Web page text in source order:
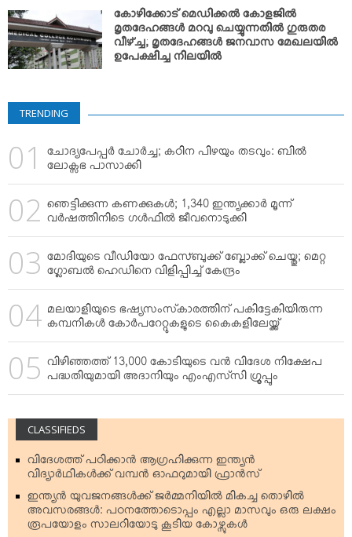
VIDEOS
YOUR SAY
COOKERY
TOURS & TRAVEL
GREETINGS
CLASSIFIEDS
കോഴിക്കോട് മെഡിക്കല്‍ കോളജില്‍
മൃതദേഹങ്ങള്‍ മറവു ചെയ്യുന്നതില്‍ ഗുരുതര
വീഴ്ച്ച; മൃതദേഹങ്ങള്‍ ജനവാസ മേഖലയില്‍
ഉപേക്ഷിച്ച നിലയില്‍
TRENDING
ചോദ്യപേപ്പര്‍ ചോര്‍ച്ച; കഠിന പിഴയും തടവും: ബില്‍
ലോക്സഭ പാസാക്കി
ഞെട്ടിക്കുന്ന കണക്കുകള്‍; 1,340 ഇന്ത്യക്കാര്‍ മൂന്ന്
വര്‍ഷത്തിനിടെ ഗള്‍ഫില്‍ ജീവനൊടുക്കി
മോദിയുടെ വീഡിയോ ഫേസ്ബുക്ക് ബ്ലോക്ക് ചെയ്തു; മെറ്റ
ഗ്ലോബല്‍ ഹെഡിനെ വിളിപ്പിച്ച് കേന്ദ്രം
മലയാളിയുടെ ഭഷ്യസംസ്‌കാരത്തിന് പകിട്ടേകിയിരുന്ന
കമ്പനികള്‍ കോര്‍പറേറ്റുകളുടെ കൈകളിലേയ്ക്ക്
വിഴിഞ്ഞത്ത് 13,000 കോടിയുടെ വന്‍ വിദേശ നിക്ഷേപ
പദ്ധതിയുമായി അദാനിയും എംഎസ്‌സി ഗ്രൂപ്പും
CLASSIFIEDS
വിദേശത്ത് പഠിക്കാന്‍ ആഗ്രഹിക്കുന്ന ഇന്ത്യന്‍
വിദ്യാര്‍ഥികള്‍ക്ക് വമ്പന്‍ ഓഫറുമായി ഫ്രാന്‍സ്
ഇന്ത്യന്‍ യുവജനങ്ങള്‍ക്ക് ജര്‍മ്മനിയില്‍ മികച്ച തൊഴില്‍
അവസരങ്ങള്‍: പഠനത്തോടൊപ്പം എല്ലാ മാസവും ഒരു ലക്ഷം
രൂപയോളം സാലറിയോടു കൂടിയ കോഴ്സുകള്‍